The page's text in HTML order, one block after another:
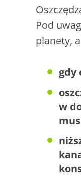
Pod
planety,
gdy
w